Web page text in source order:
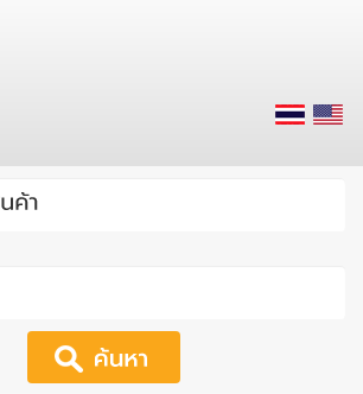
Apply